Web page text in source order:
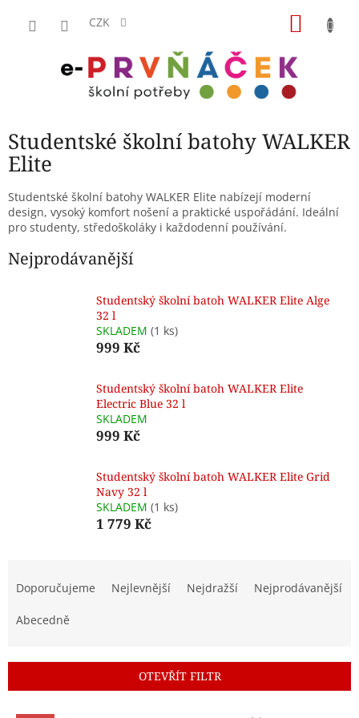
CZK
Studentské školní batohy WALKER
Elite
Studentské školní batohy WALKER Elite nabízejí moderní
design, vysoký komfort nošení a praktické uspořádání. Ideální
pro studenty, středoškoláky i každodenní používání.
Nejprodávanější
Studentský školní batoh WALKER Elite Alge
32 l
SKLADEM (1 ks)
999 Kč
Studentský školní batoh WALKER Elite
Electric Blue 32 l
SKLADEM
999 Kč
Studentský školní batoh WALKER Elite Grid
Navy 32 l
SKLADEM (1 ks)
1 779 Kč
r
o
Doporučujeme Nejlevnější Nejdražší Nejprodávanější
Abecedně
OTEVŘÍT FILTR